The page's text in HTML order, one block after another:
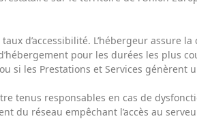
d’accessibilité. L’hébergeur assure
pour les durées les plus
si les Prestations et Services génèrent
tenus responsables en cas de
du réseau empêchant l’accès au